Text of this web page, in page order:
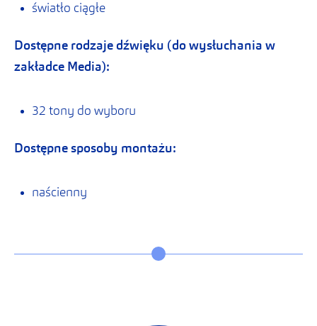
światło ciągłe
Dostępne rodzaje dźwięku (do wysłuchania w
zakładce Media):
32 tony do wyboru
Dostępne sposoby montażu:
naścienny